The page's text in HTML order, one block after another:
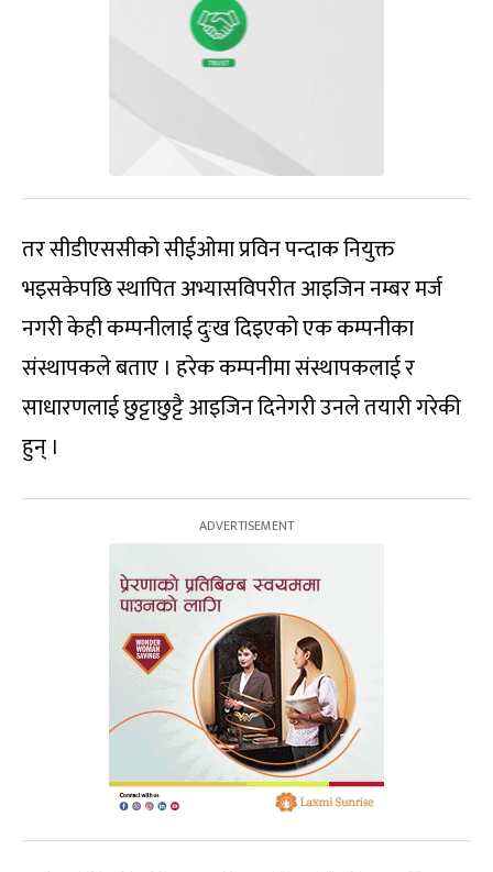
तर सीडीएससीको सीईओमा प्रविन पन्दाक नियुक्त
भइसकेपछि स्थापित अभ्यासविपरीत आइजिन नम्बर मर्ज
नगरी केही कम्पनीलाई दुःख दिइएको एक कम्पनीका
संस्थापकले बताए । हरेक कम्पनीमा संस्थापकलाई र
साधारणलाई छुट्टाछुट्टै आइजिन दिनेगरी उनले तयारी गरेकी
हुन् ।